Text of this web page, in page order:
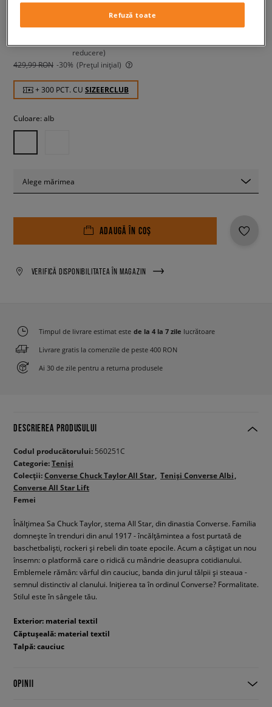
299,99 RON cu TVA
reducere)
429,99 RON -30% (Prețul inițial)
+ 300 PCT. CU SIZEERCLUB
Culoare: alb
Alege mărimea
ADAUGĂ ÎN COȘ
VERIFICĂ DISPONIBILITATEA ÎN MAGAZIN
Timpul de livrare estimat este de la 4 la 7 zile lucrătoare
Livrare gratis la comenzile de peste 400 RON
Ai 30 de zile pentru a returna produsele
DESCRIEREA PRODUSULUI
Codul producătorului: 560251C
Categorie:Teniși
Colecții:Converse Chuck Taylor All Star Teniși Converse Albi
Converse All Star Lift
Femei
Înălțimea Sa Chuck Taylor, stema All Star, din dinastia Converse. Familia
domnește în trenduri din anul 1917 - încălțămintea a fost purtată de
baschetbaliști, rockeri și rebeli din toate epocile. Acum a câștigat un nou
însemn: o platformă care o ridică cu mândrie deasupra cotidianului.
Emblemele rămân: vârful din cauciuc, banda din jurul tălpii și steaua -
semnul distinctiv al clanului. Inițierea ta în ordinul Converse? Formalitate.
Stilul este în sângele tău.
Exterior: material textil
Căptușeală: material textil
Talpă: cauciuc
OPINII
Refuză toate